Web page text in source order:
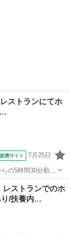
ストランにてホ
…
提携サイト 7月25日
の5時間30分勤務
レストランでのホ
り/扶養内…